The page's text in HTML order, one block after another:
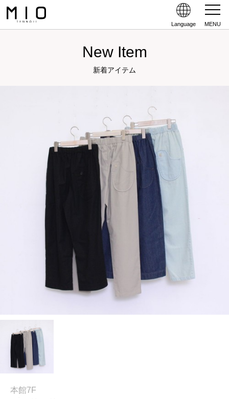
Language MENU
New Item
新着アイテム
本館7F